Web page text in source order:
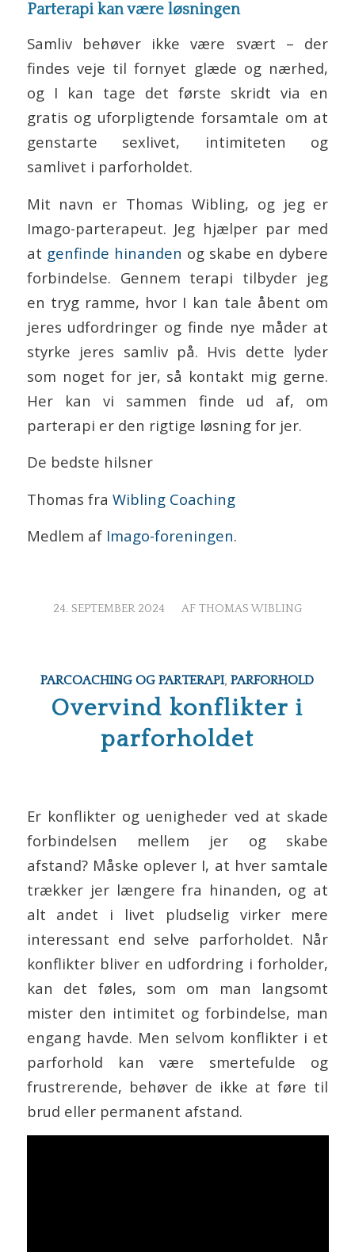
Parterapi kan være løsningen
Samliv behøver ikke være svært – der
findes veje til fornyet glæde og nærhed,
og I kan tage det første skridt via en
gratis og uforpligtende forsamtale om at
genstarte sexlivet, intimiteten og
samlivet i parforholdet.
Mit navn er Thomas Wibling, og jeg er
Imago-parterapeut. Jeg hjælper par med
at genfinde hinanden og skabe en dybere
forbindelse. Gennem terapi tilbyder jeg
en tryg ramme, hvor I kan tale åbent om
jeres udfordringer og finde nye måder at
styrke jeres samliv på. Hvis dette lyder
som noget for jer, så kontakt mig gerne.
Her kan vi sammen finde ud af, om
parterapi er den rigtige løsning for jer.
De bedste hilsner
Thomas fra Wibling Coaching
Medlem af Imago-foreningen.
24. SEPTEMBER 2024
/ AF THOMAS WIBLING
PARCOACHING OG PARTERAPI,PARFORHOLD
Overvind konflikter i
parforholdet
Er konflikter og uenigheder ved at skade
forbindelsen mellem jer og skabe
afstand? Måske oplever I, at hver samtale
trækker jer længere fra hinanden, og at
alt andet i livet pludselig virker mere
interessant end selve parforholdet. Når
konflikter bliver en udfordring i forholder,
kan det føles, som om man langsomt
mister den intimitet og forbindelse, man
engang havde. Men selvom konflikter i et
parforhold kan være smertefulde og
frustrerende, behøver de ikke at føre til
brud eller permanent afstand.